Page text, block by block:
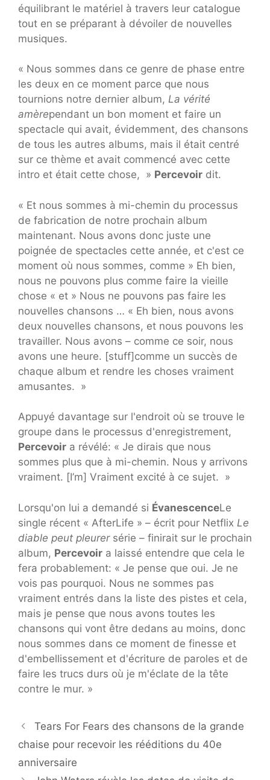
équilibrant le matériel à travers leur catalogue
tout en se préparant à dévoiler de nouvelles
musiques.
« Nous sommes dans ce genre de phase entre
les deux en ce moment parce que nous
tournions notre dernier album, La vérité
amèrependant un bon moment et faire un
spectacle qui avait, évidemment, des chansons
de tous les autres albums, mais il était centré
sur ce thème et avait commencé avec cette
intro et était cette chose, » Percevoir dit.
« Et nous sommes à mi-chemin du processus
de fabrication de notre prochain album
maintenant. Nous avons donc juste une
poignée de spectacles cette année, et c'est ce
moment où nous sommes, comme » Eh bien,
nous ne pouvons plus comme faire la vieille
chose « et » Nous ne pouvons pas faire les
nouvelles chansons … « Eh bien, nous avons
deux nouvelles chansons, et nous pouvons les
travailler. Nous avons – comme ce soir, nous
avons une heure. [stuff]comme un succès de
chaque album et rendre les choses vraiment
amusantes. »
Appuyé davantage sur l'endroit où se trouve le
groupe dans le processus d'enregistrement,
Percevoir a révélé: « Je dirais que nous
sommes plus que à mi-chemin. Nous y arrivons
vraiment. [I’m] Vraiment excité à ce sujet. »
Lorsqu'on lui a demandé si ÉvanescenceLe
single récent « AfterLife » – écrit pour Netflix Le
diable peut pleurersérie – finirait sur le prochain
album, Percevoir a laissé entendre que cela le
fera probablement: « Je pense que oui. Je ne
vois pas pourquoi. Nous ne sommes pas
vraiment entrés dans la liste des pistes et cela,
mais je pense que nous avons toutes les
chansons qui vont être dedans au moins, donc
nous sommes dans ce moment de finesse et
d'embellissement et d'écriture de paroles et de
faire les trucs durs où je m'éclate de la tête
contre le mur. »
Tears For Fears des chansons de la grande
chaise pour recevoir les rééditions du 40e
anniversaire